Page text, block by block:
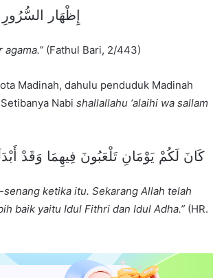
إِظْهَار
agama.” (Fathul Bari, 2/443)
Madinah, dahulu penduduk Madinah
Nabi shallallahu ‘alaihi wa sallam
كَانَ لَكُمْ يَوْمَانِ تَلْعَبُونَ فِيهِمَا وَقَدْ
ketika itu. Sekarang Allah telah
baik yaitu Idul Fithri dan Idul Adha.” (HR.